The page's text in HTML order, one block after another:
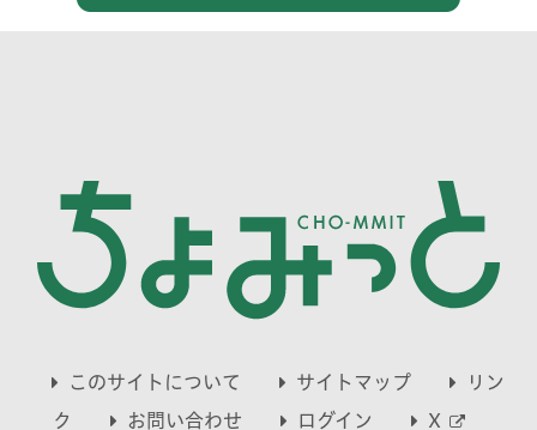
このサイトについて サイトマップ
リン
ク
お問い合わせ ログイン X 別